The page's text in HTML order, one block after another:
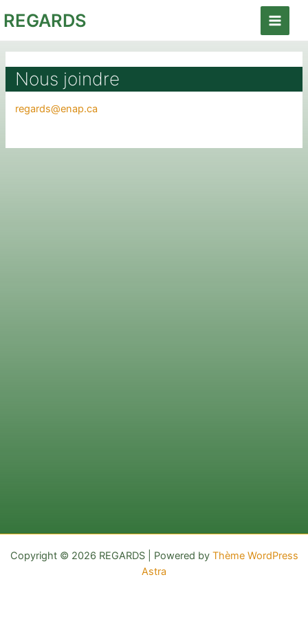
au
contenu
REGARDS
Main
Nous joindre
regards@enap.ca
Copyright © 2026 REGARDS | Powered by Thème WordPress
Astra